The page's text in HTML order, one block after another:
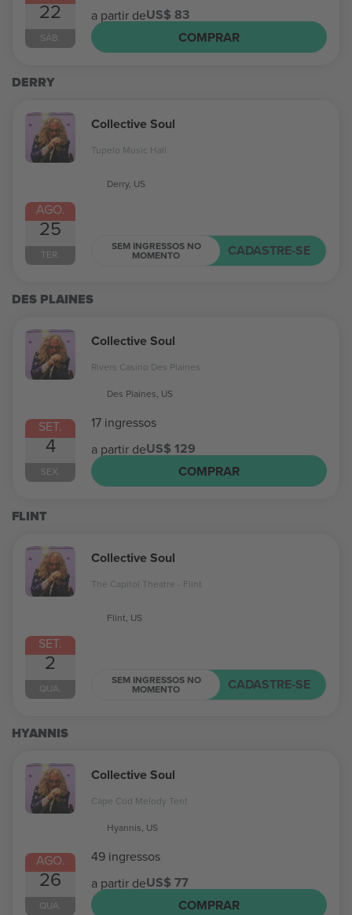
22
SÁB.
a partir deUS$ 83
COMPRAR
DERRY
AGO.
25
TER.
Collective Soul
Tupelo Music Hall
Derry, US
SEM INGRESSOS NO
MOMENTO CADASTRE-SE
DES PLAINES
SET.
4
SEX.
Collective Soul
Rivers Casino Des Plaines
Des Plaines, US
17 ingressos
a partir deUS$ 129
COMPRAR
FLINT
SET.
2
QUA.
Collective Soul
The Capitol Theatre - Flint
Flint, US
SEM INGRESSOS NO
MOMENTO CADASTRE-SE
HYANNIS
AGO.
26
QUA.
Collective Soul
Cape Cod Melody Tent
Hyannis, US
49 ingressos
a partir deUS$ 77
COMPRAR